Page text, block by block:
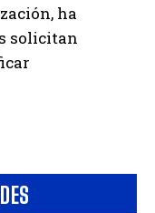
ha
solicitan